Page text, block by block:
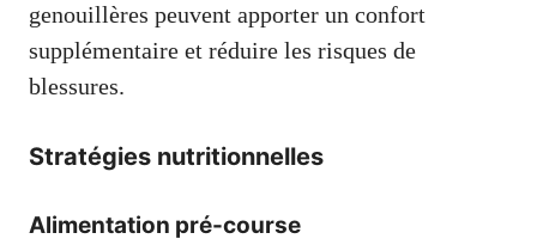
genouillères peuvent apporter un confort
supplémentaire et réduire les risques de
blessures.
Stratégies nutritionnelles
Alimentation pré-course